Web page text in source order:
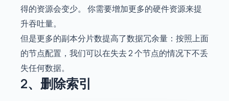
得的资源会变少。 你需要增加更多的硬件资源来提
升吞吐量。
但是更多的副本分片数提高了数据冗余量：按照上面
的节点配置，我们可以在失去 2 个节点的情况下不丢
失任何数据。
2、删除索引